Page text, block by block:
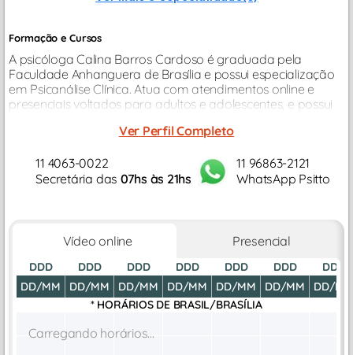
Formação e Cursos
A psicóloga Calina Barros Cardoso é graduada pela
Faculdade Anhanguera de Brasília e possui especialização
em Psicanálise Clínica. Atua com atendimentos online e
presenciais voltados para adultos e adolescentes, e possui
Ver Perfil Completo
11 4063-0022
Secretária das 07hs às 21hs
11 96863-2121
WhatsApp Psitto
Vídeo online Presencial
DDD
DD/MM
DDD
DD/MM
DDD
DD/MM
DDD
DD/MM
DDD
DD/MM
DDD
DD/MM
DDD
DD/MM
* HORÁRIOS DE BRASIL/BRASÍLIA
Carregando horários...